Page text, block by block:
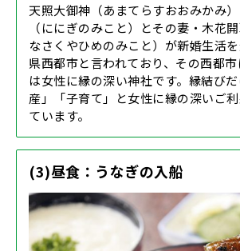
天照大御神（あまてらすおおみかみ
（ににぎのみこと）とその妻・木花
なさくやひめのみこと）が新婚生活
県西都市と言われており、その西都
は女性に縁の深い神社です。縁結び
産」「子育て」と女性に縁の深いご
ています。
(3)昼食：うなぎの入船